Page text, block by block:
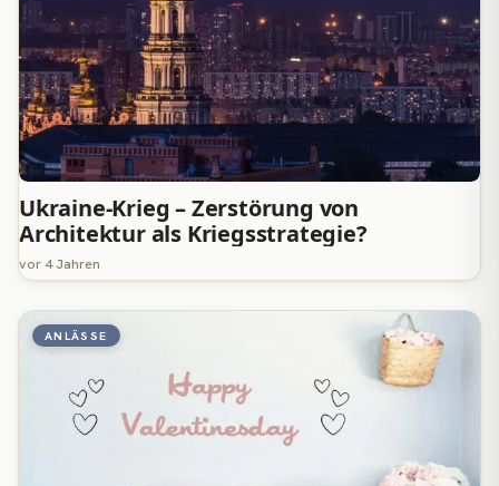
Ukraine-Krieg – Zerstörung von
Architektur als Kriegsstrategie?
vor 4 Jahren
ANLÄSSE